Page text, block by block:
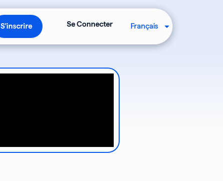
S'inscrire Ouvrir S'inscrire
Se Connecter Français